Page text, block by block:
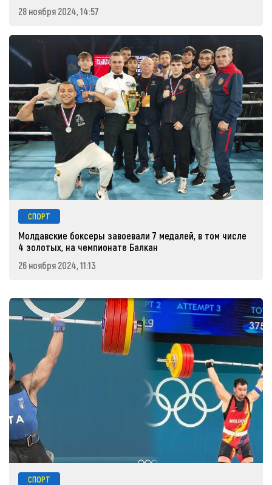
28 ноября 2024, 14:57
СПОРТ
Молдавские боксеры завоевали 7 медалей, в том числе
4 золотых, на чемпионате Балкан
26 ноября 2024, 11:13
СПОРТ